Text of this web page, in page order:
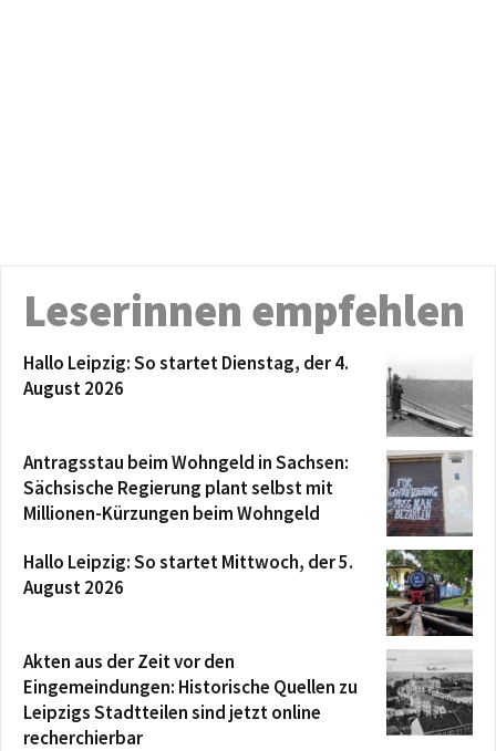
Leserinnen empfehlen
Hallo Leipzig: So startet Dienstag, der 4.
August 2026
Antragsstau beim Wohngeld in Sachsen:
Sächsische Regierung plant selbst mit
Millionen-Kürzungen beim Wohngeld
Hallo Leipzig: So startet Mittwoch, der 5.
August 2026
Akten aus der Zeit vor den
Eingemeindungen: Historische Quellen zu
Leipzigs Stadtteilen sind jetzt online
recherchierbar